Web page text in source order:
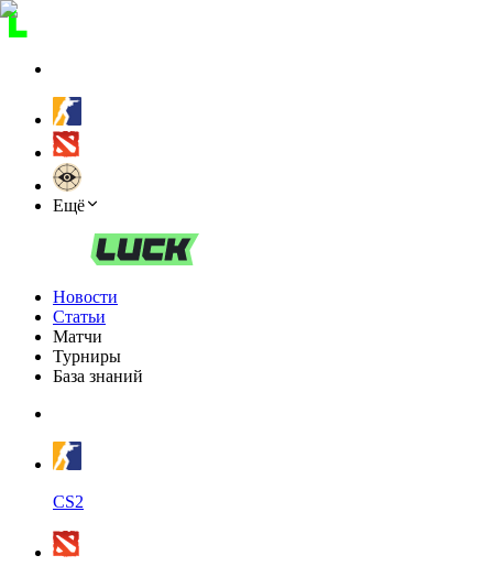
Ещё
Новости
Статьи
Матчи
Турниры
База знаний
CS2